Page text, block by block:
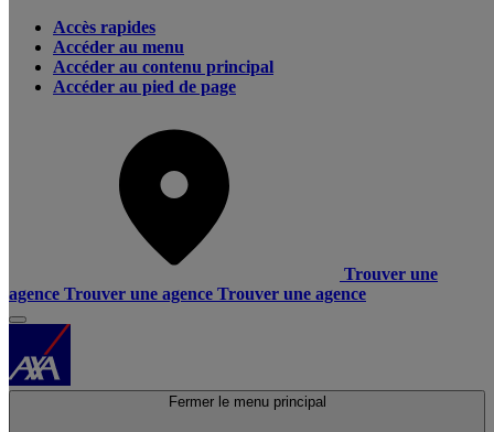
Accès rapides
Accéder au menu
Accéder au contenu principal
Accéder au pied de page
Trouver une
agence Trouver une agence Trouver une agence
Fermer le menu principal